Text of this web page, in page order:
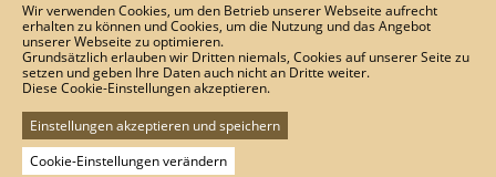
Wir verwenden Cookies, um den Betrieb unserer Webseite aufrecht
erhalten zu können und Cookies, um die Nutzung und das Angebot
unserer Webseite zu optimieren.
Grundsätzlich erlauben wir Dritten niemals, Cookies auf unserer Seite zu
setzen und geben Ihre Daten auch nicht an Dritte weiter.
Diese Cookie-Einstellungen akzeptieren.
Einstellungen akzeptieren und speichern
Cookie-Einstellungen verändern